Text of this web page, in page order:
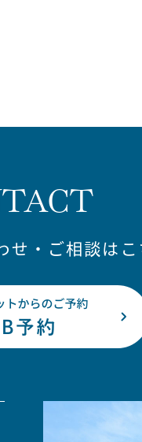
せ・ご相談は